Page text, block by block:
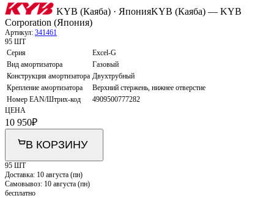
KYB (Каяба) · ЯпонияKYB (Каяба) — KYB
Corporation (Япония)
Артикул: 341461
95 ШТ
Серия
Excel-G
Вид амортизатора
Газовый
Конструкция амортизатора Двухтрубный
Крепление амортизатора
Верхний стержень, нижнее отверстие
Номер EAN/Штрих-код
4909500777282
ЦЕНА
10 950₽
В КОРЗИНУ
95 ШТ
Доставка: 10 августа (пн)
Самовывоз: 10 августа (пн)
бесплатно